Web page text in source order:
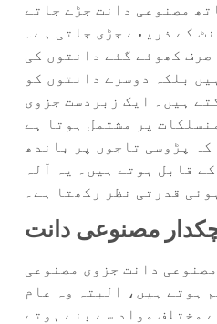
مصنوعی دانت جڑے جاتے
کے ذریعے جڑی جاتی ہے۔
کھوئے گئے دانتوں کی
بلکہ دوسرے دانتوں کو
ہیں۔ ایک زبردست جزوی
پر مشتمل ہوتا ہے
کہ پڑوسی تاجوں پر باندھ
قابل ہوتے ہیں۔ یہ آلہ
قدرتی نظر رکھتا ہے۔
مصنوعی دانت
دانت جزوی مصنوعی
ہوتے ہیں، البتہ وہ عام
مختلف مواد سے بنے ہوتے